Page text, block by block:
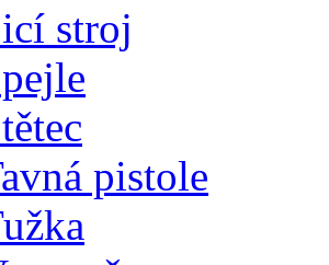
stroj
pistole